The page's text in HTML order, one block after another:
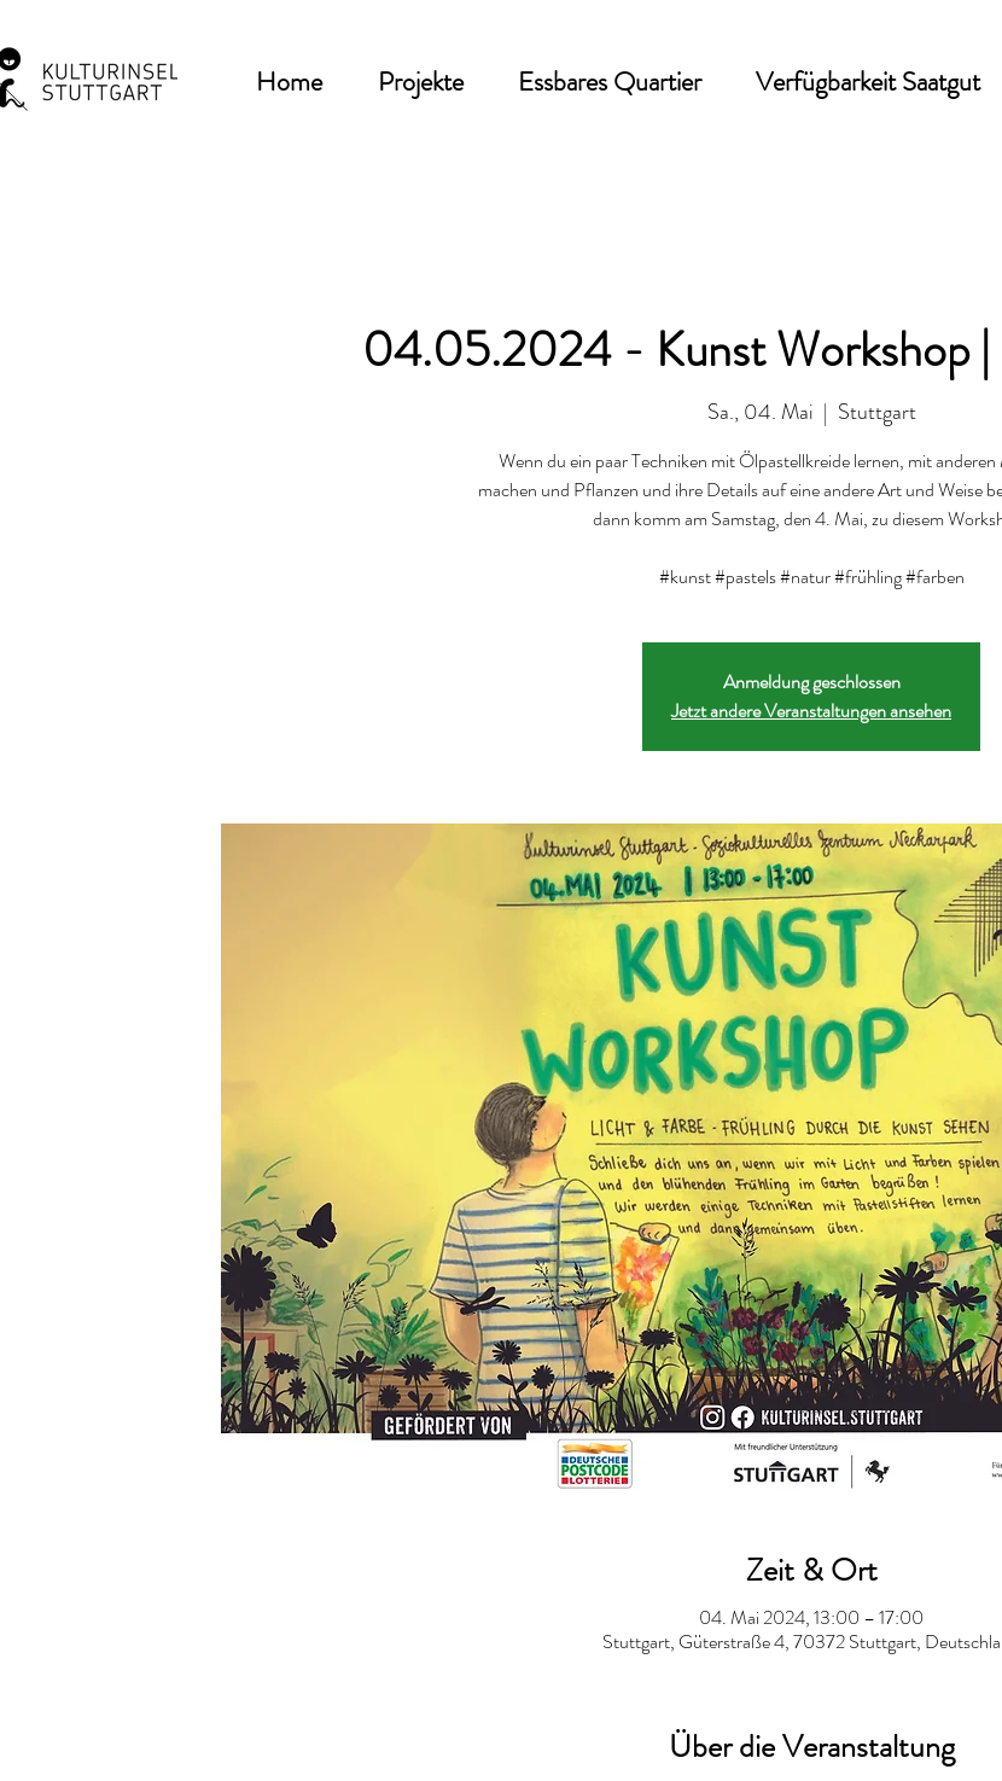
Home Projekte Essbares Quartier Verfügbarkeit Saatgut
04.05.2024 - Kunst Workshop |
Sa., 04. Mai
  |
Stuttgart
Wenn du ein paar Techniken mit Ölpastellkreide lernen, mit
machen und Pflanzen und ihre Details auf eine andere Art und Weise
dann komm am Samstag, den 4. Mai, zu diesem
Anmeldung geschlossen
Jetzt andere Veranstaltungen ansehen
Zeit & Ort
04. Mai 2024, 13:00 – 17:00
Stuttgart, Güterstraße 4, 70372 Stuttgart,
Über die Veranstaltung